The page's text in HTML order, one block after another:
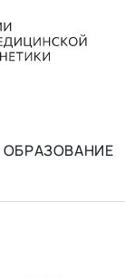
ОБРАЗОВАНИЕ